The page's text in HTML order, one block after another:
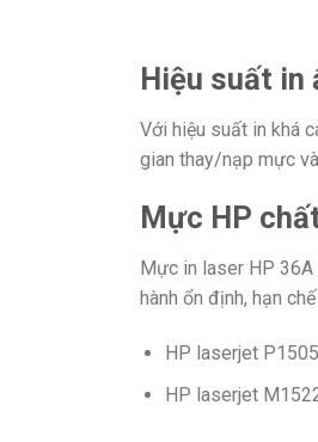
Hiệu suất in
Với hiệu suất in khá
gian thay/nạp mực
Mực HP
Mực in laser HP
hành ổn định, hạn
HP laserjet
HP laserjet